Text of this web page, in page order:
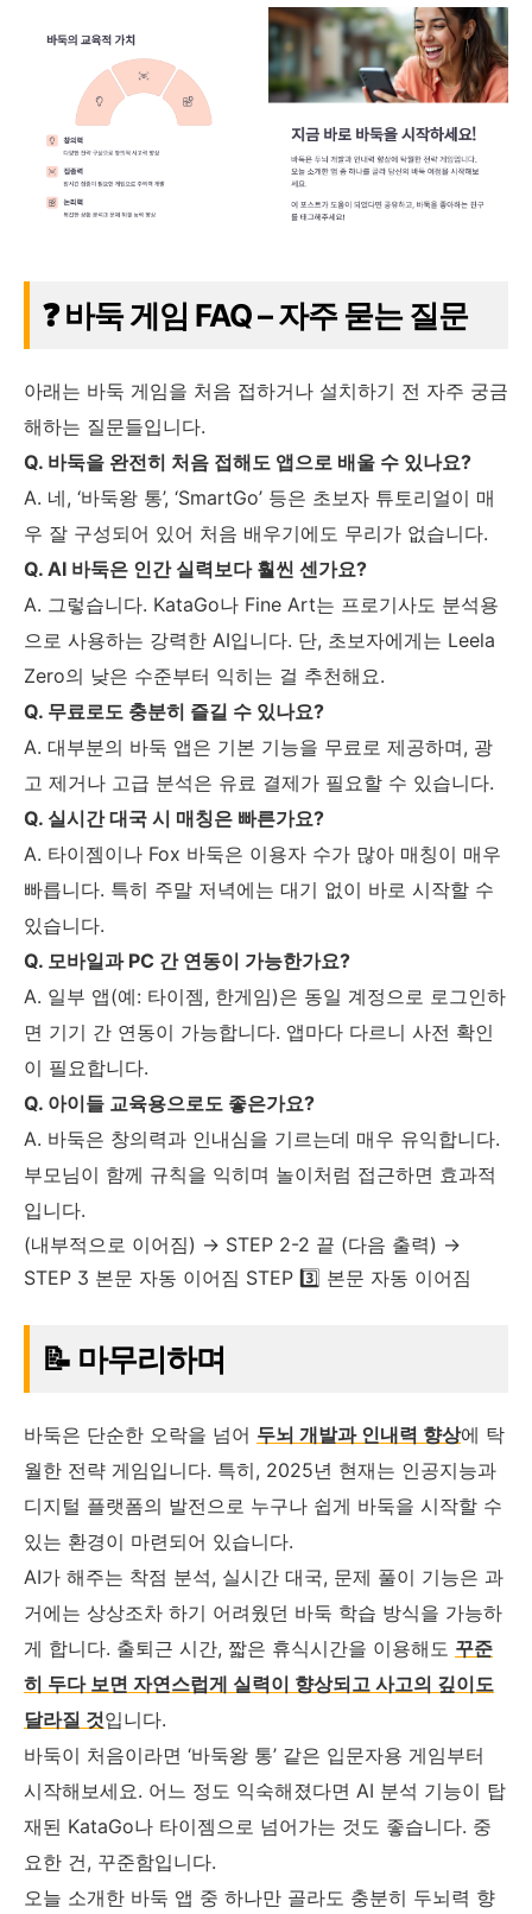
❓ 바둑 게임 FAQ – 자주 묻는 질문
아래는 바둑 게임을 처음 접하거나 설치하기 전 자주 궁금
해하는 질문들입니다.
Q. 바둑을 완전히 처음 접해도 앱으로 배울 수 있나요?
A. 네, ‘바둑왕 통’, ‘SmartGo’ 등은 초보자 튜토리얼이 매
우 잘 구성되어 있어 처음 배우기에도 무리가 없습니다.
Q. AI 바둑은 인간 실력보다 훨씬 센가요?
A. 그렇습니다. KataGo나 Fine Art는 프로기사도 분석용
으로 사용하는 강력한 AI입니다. 단, 초보자에게는 Leela
Zero의 낮은 수준부터 익히는 걸 추천해요.
Q. 무료로도 충분히 즐길 수 있나요?
A. 대부분의 바둑 앱은 기본 기능을 무료로 제공하며, 광
고 제거나 고급 분석은 유료 결제가 필요할 수 있습니다.
Q. 실시간 대국 시 매칭은 빠른가요?
A. 타이젬이나 Fox 바둑은 이용자 수가 많아 매칭이 매우
빠릅니다. 특히 주말 저녁에는 대기 없이 바로 시작할 수
있습니다.
Q. 모바일과 PC 간 연동이 가능한가요?
A. 일부 앱(예: 타이젬, 한게임)은 동일 계정으로 로그인하
면 기기 간 연동이 가능합니다. 앱마다 다르니 사전 확인
이 필요합니다.
Q. 아이들 교육용으로도 좋은가요?
A. 바둑은 창의력과 인내심을 기르는데 매우 유익합니다.
부모님이 함께 규칙을 익히며 놀이처럼 접근하면 효과적
입니다.
(내부적으로 이어짐) → STEP 2-2 끝 (다음 출력) →
STEP 3 본문 자동 이어짐 STEP 3️⃣ 본문 자동 이어짐
📝 마무리하며
바둑은 단순한 오락을 넘어 두뇌 개발과 인내력 향상에 탁
월한 전략 게임입니다. 특히, 2025년 현재는 인공지능과
디지털 플랫폼의 발전으로 누구나 쉽게 바둑을 시작할 수
있는 환경이 마련되어 있습니다.
AI가 해주는 착점 분석, 실시간 대국, 문제 풀이 기능은 과
거에는 상상조차 하기 어려웠던 바둑 학습 방식을 가능하
게 합니다. 출퇴근 시간, 짧은 휴식시간을 이용해도 꾸준
히 두다 보면 자연스럽게 실력이 향상되고 사고의 깊이도
달라질 것입니다.
바둑이 처음이라면 ‘바둑왕 통’ 같은 입문자용 게임부터
시작해보세요. 어느 정도 익숙해졌다면 AI 분석 기능이 탑
재된 KataGo나 타이젬으로 넘어가는 것도 좋습니다. 중
요한 건, 꾸준함입니다.
오늘 소개한 바둑 앱 중 하나만 골라도 충분히 두뇌력 향